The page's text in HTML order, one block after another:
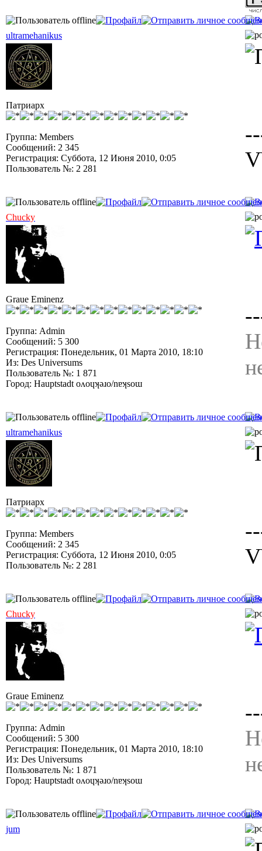
ultramehanikus
Патриарх
Группа: Members
Сообщений: 2 345
Регистрация: Суббота, 12 Июня 2010, 0:05
Пользователь №: 2 281
Chucky
Graue Eminenz
Группа: Admin
Сообщений: 5 300
Регистрация: Понедельник, 01 Марта 2010, 18:10
Из: Des Universums
Пользователь №: 1 871
Город: Hauptstadt oʌoɥʞǝɹo/nɐʞsoɯ
ultramehanikus
Патриарх
Группа: Members
Сообщений: 2 345
Регистрация: Суббота, 12 Июня 2010, 0:05
Пользователь №: 2 281
Chucky
Graue Eminenz
Группа: Admin
Сообщений: 5 300
Регистрация: Понедельник, 01 Марта 2010, 18:10
Из: Des Universums
Пользователь №: 1 871
Город: Hauptstadt oʌoɥʞǝɹo/nɐʞsoɯ
jum